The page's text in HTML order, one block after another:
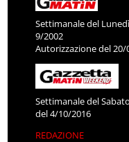
Settimanale del
9/2002
Autorizzazione del 20/
Settimanale del
del 4/10/2016
REDAZIONE